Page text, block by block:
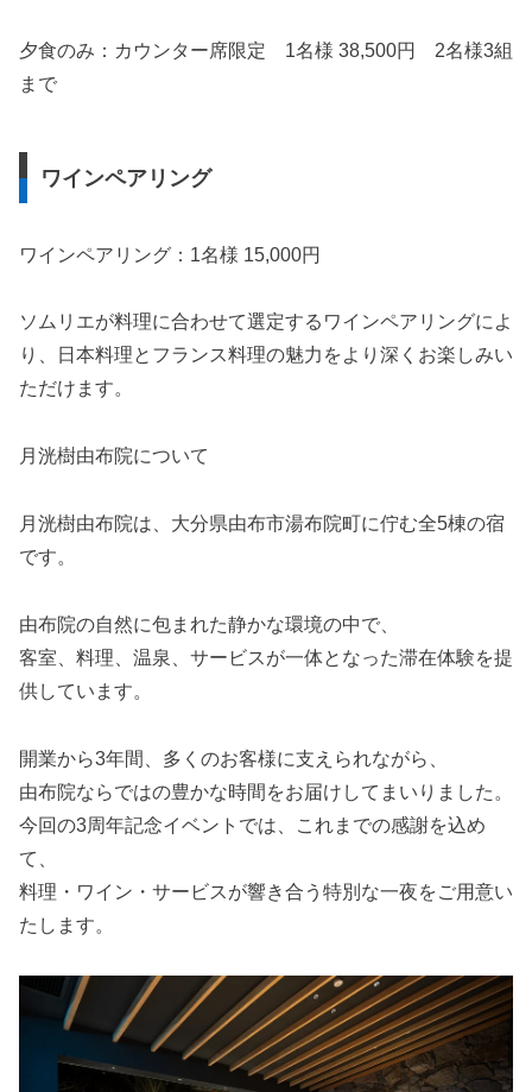
夕食のみ：カウンター席限定 1名様 38,500円 2名様3組
まで
ワインペアリング
ワインペアリング：1名様 15,000円
ソムリエが料理に合わせて選定するワインペアリングによ
り、日本料理とフランス料理の魅力をより深くお楽しみい
ただけます。
月洸樹由布院について
月洸樹由布院は、大分県由布市湯布院町に佇む全5棟の宿
です。
由布院の自然に包まれた静かな環境の中で、
客室、料理、温泉、サービスが一体となった滞在体験を提
供しています。
開業から3年間、多くのお客様に支えられながら、
由布院ならではの豊かな時間をお届けしてまいりました。
今回の3周年記念イベントでは、これまでの感謝を込め
て、
料理・ワイン・サービスが響き合う特別な一夜をご用意い
たします。